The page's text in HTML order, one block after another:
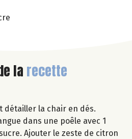
larecette
détailler la chair en dés.
dans une poêle avec 1
Ajouter le zeste de citron